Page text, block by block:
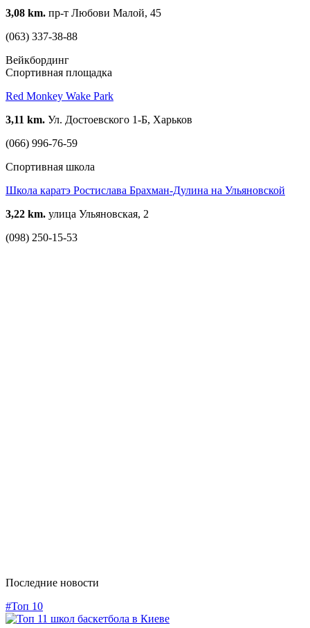
3,08 km. пр-т Любови Малой, 45
(063) 337-38-88
Вейкбординг
Спортивная площадка
Red Monkey Wake Park
3,11 km. Ул. Достоевского 1-Б, Харьков
(066) 996-76-59
Спортивная школа
Школа каратэ Ростислава Брахман-Дулина на Ульяновской
3,22 km. улица Ульяновская, 2
(098) 250-15-53
Последние новости
#Топ 10